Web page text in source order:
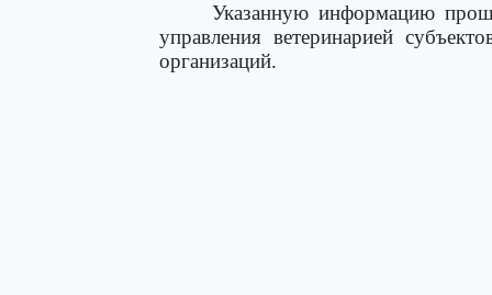
Указанную информацию
управления ветеринарией
организаций.